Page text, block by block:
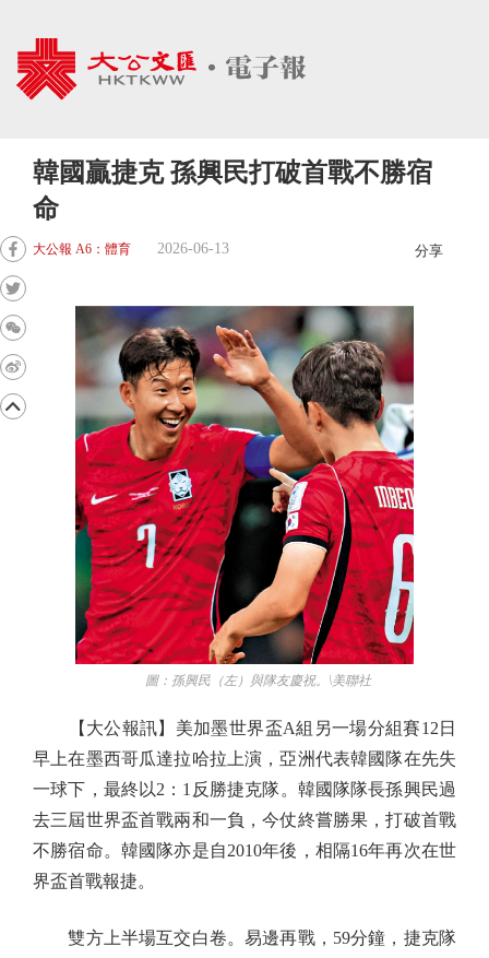
韓國贏捷克 孫興民打破首戰不勝宿
命
大公報 A6：體育 2026-06-13 分享
圖：孫興民（左）與隊友慶祝。\美聯社
【大公報訊】美加墨世界盃A組另一場分組賽12日
早上在墨西哥瓜達拉哈拉上演，亞洲代表韓國隊在先失
一球下，最終以2：1反勝捷克隊。韓國隊隊長孫興民過
去三屆世界盃首戰兩和一負，今仗終嘗勝果，打破首戰
不勝宿命。韓國隊亦是自2010年後，相隔16年再次在世
界盃首戰報捷。
雙方上半場互交白卷。易邊再戰，59分鐘，捷克隊